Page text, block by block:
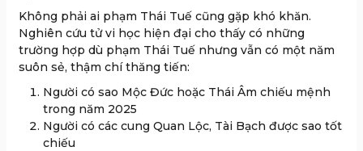
Không phải ai phạm Thái Tuế cũng gặp khó khăn.
Nghiên cứu tử vi học hiện đại cho thấy có những
trường hợp dù phạm Thái Tuế nhưng vẫn có một năm
suôn sẻ, thậm chí thăng tiến:
Người có sao Mộc Đức hoặc Thái Âm chiếu mệnh
trong năm 2025
Người có các cung Quan Lộc, Tài Bạch được sao tốt
chiếu